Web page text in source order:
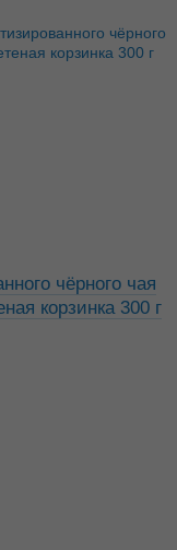
чёрного чая
корзинка 300 г